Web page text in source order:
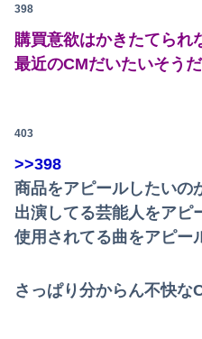
398
購買意欲はかきたてられ
最近のCMだいたいそう
403
>>398
商品をアピールしたいの
出演してる芸能人をアピ
使用されてる曲をアピー
さっぱり分からん不快な